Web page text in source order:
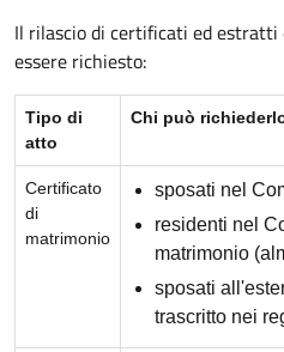
Il rilascio di certificati ed
essere richiesto:
Tipo di
atto
Chi può
Certificato
di
matrimonio
sposati nel
residenti nel
matrimonio
sposati
trascritto nei